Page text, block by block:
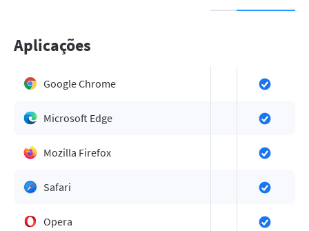
Aplicações
Google Chrome
Microsoft Edge
Mozilla Firefox
Safari
Opera